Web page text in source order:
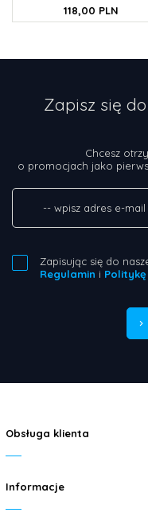
118,00 PLN
Zapisz się
Chcesz
o promocjach jako
Zapisując się do
Regulamin i
Obsługa klienta
Informacje